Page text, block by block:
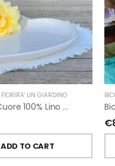
FIORIRA' UN GIARDINO
Sottopiatto Cuore 100% Lino Grezzo Panna Di Fiorirà Un Giardino
ADD TO CART
€